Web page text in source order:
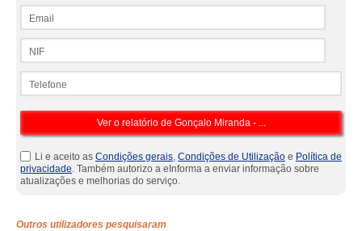
Li e aceito as Condições gerais, Condições de Utilização e Política de
privacidade. Também autorizo a eInforma a enviar informação sobre
atualizações e melhorias do serviço.
Outros utilizadores pesquisaram